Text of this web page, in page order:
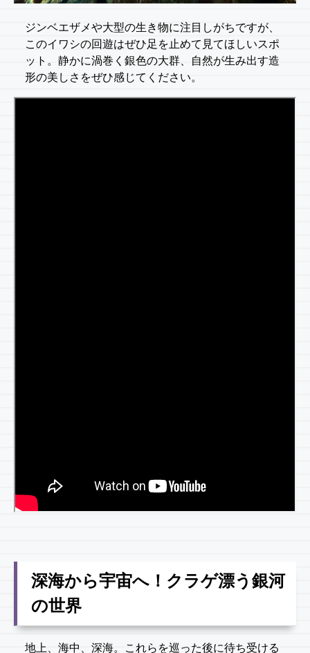
ジンベエザメや大型の生き物に注目しがちですが、
このイワシの回遊はぜひ足を止めて見てほしいスポ
ット。静かに渦巻く銀色の大群、自然が生み出す造
形の美しさをぜひ感じてください。
深海から宇宙へ！クラゲ漂う銀河
の世界
地上、海中、深海。これらを巡った後に待ち受ける